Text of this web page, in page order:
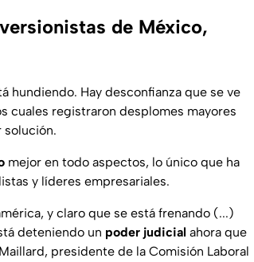
de México,
hundiendo. Hay desconfianza que se ve
cuales registraron desplomes mayores
solución.
mejor en todo aspectos, lo único que ha
y líderes empresariales.
y claro que se está frenando (...)
deteniendo un poder judicial ahora que
presidente de la Comisión Laboral